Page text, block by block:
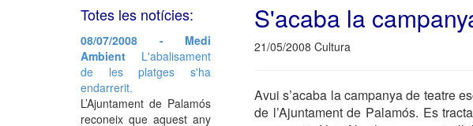
S'acaba la
21/05/2008 Cultura
Avui s’acaba la campanya de teatre
de l’Ajuntament de Palamós. Es
Totes les notícies:
08/07/2008 - Medi
Ambient L'abalisament
de les platges s'ha
endarrerit.
L’Ajuntament de Palamós
reconeix que aquest any